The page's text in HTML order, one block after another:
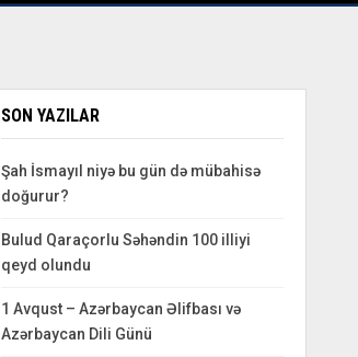
SON YAZILAR
Şah İsmayıl niyə bu gün də mübahisə
doğurur?
Bulud Qaraçorlu Səhəndin 100 illiyi
qeyd olundu
1 Avqust – Azərbaycan Əlifbası və
Azərbaycan Dili Günü